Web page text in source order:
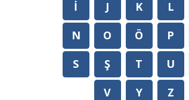
İ
J K L
N
O Ö P
S
Ş T U
V
Y Z